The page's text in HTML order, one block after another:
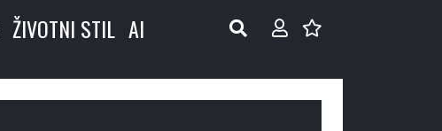
ŽIVOTNI STIL AI